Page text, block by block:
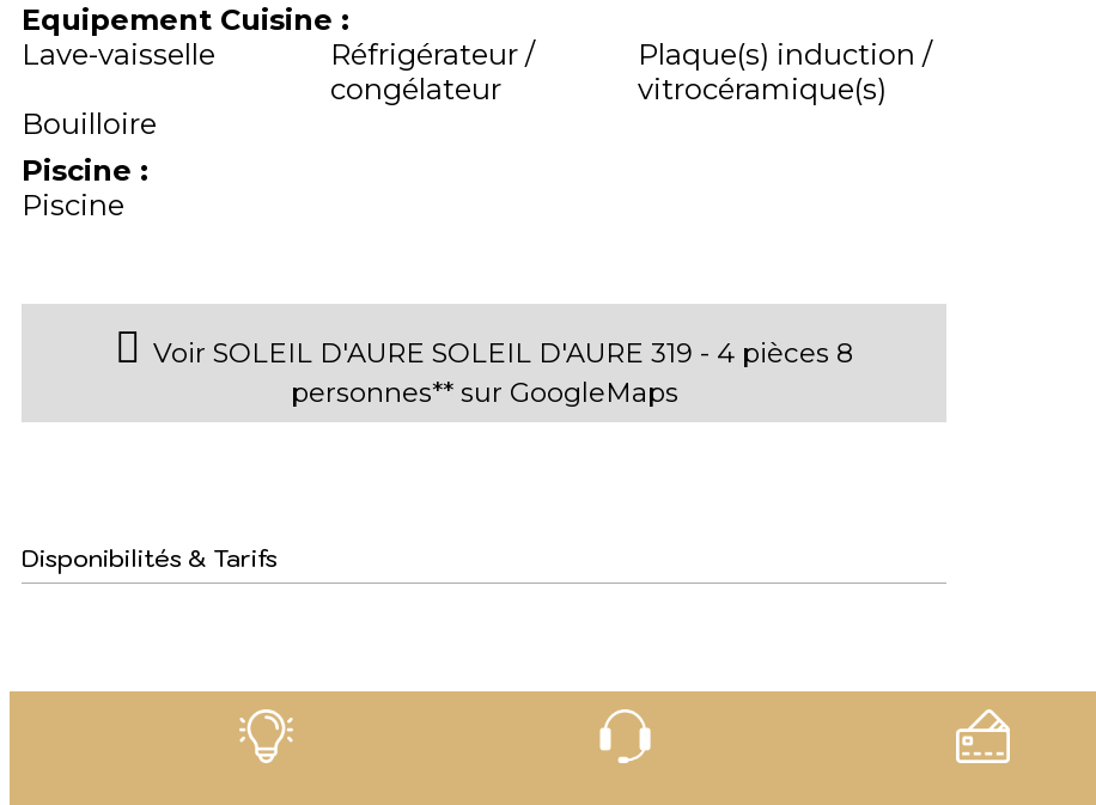
Equipement Cuisine :
Lave-vaisselle
Réfrigérateur /
congélateur
Plaque(s) induction /
vitrocéramique(s)
Bouilloire
Piscine :
Piscine
Voir SOLEIL D'AURE SOLEIL D'AURE 319 - 4 pièces 8
personnes** sur GoogleMaps
Disponibilités & Tarifs